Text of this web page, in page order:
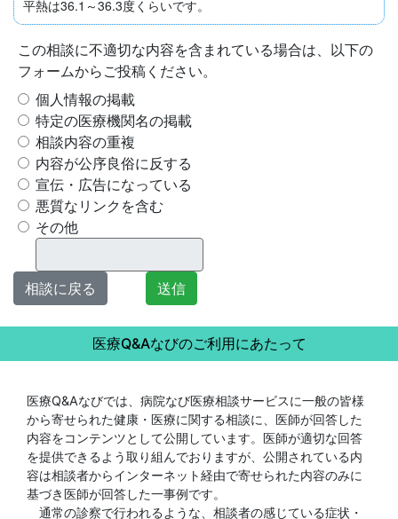
平熱は36.1～36.3度くらいです。
この相談に不適切な内容を含まれている場合は、以下の
フォームからご投稿ください。
個人情報の掲載
特定の医療機関名の掲載
相談内容の重複
内容が公序良俗に反する
宣伝・広告になっている
悪質なリンクを含む
その他
相談に戻る 送信
医療Q&Aなびのご利用にあたって
医療Q&Aなびでは、病院なび医療相談サービスに一般の皆様
から寄せられた健康・医療に関する相談に、医師が回答した
内容をコンテンツとして公開しています。医師が適切な回答
を提供できるよう取り組んでおりますが、公開されている内
容は相談者からインターネット経由で寄せられた内容のみに
基づき医師が回答した一事例です。
通常の診察で行われるような、相談者の感じている症状・